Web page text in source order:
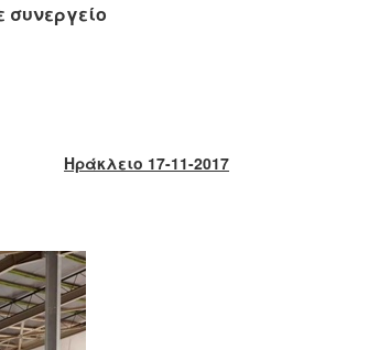
συνεργείο
Ηράκλειο 17-11-2017